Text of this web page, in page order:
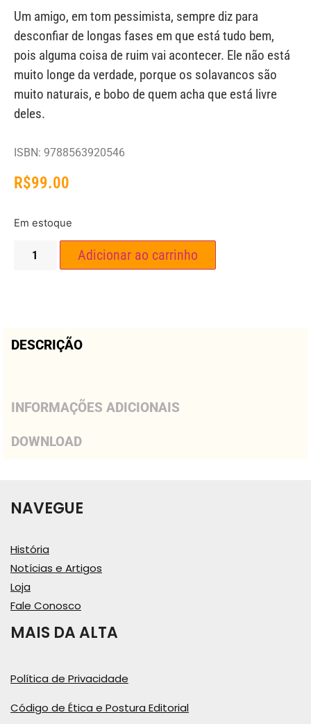
Um amigo, em tom pessimista, sempre diz para
desconfiar de longas fases em que está tudo bem,
pois alguma coisa de ruim vai acontecer. Ele não está
muito longe da verdade, porque os solavancos são
muito naturais, e bobo de quem acha que está livre
deles.
ISBN: 9788563920546
R$99.00
Em estoque
Adicionar ao carrinho
DESCRIÇÃO
INFORMAÇÕES ADICIONAIS
DOWNLOAD
NAVEGUE
História
Notícias e Artigos
Loja
Fale Conosco
MAIS DA ALTA
Política de Privacidade
Código de Ética e Postura Editorial